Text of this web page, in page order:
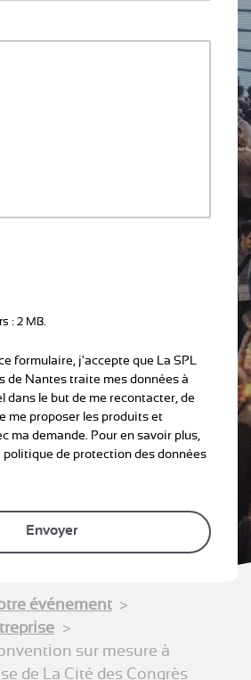
: 2 MB.
formulaire, j'accepte que La SPL
de Nantes traite mes données à
dans le but de me recontacter, de
me proposer les produits et
ma demande. Pour en savoir plus,
politique de protection des données
événement
sur mesure à
de La Cité des Congrès